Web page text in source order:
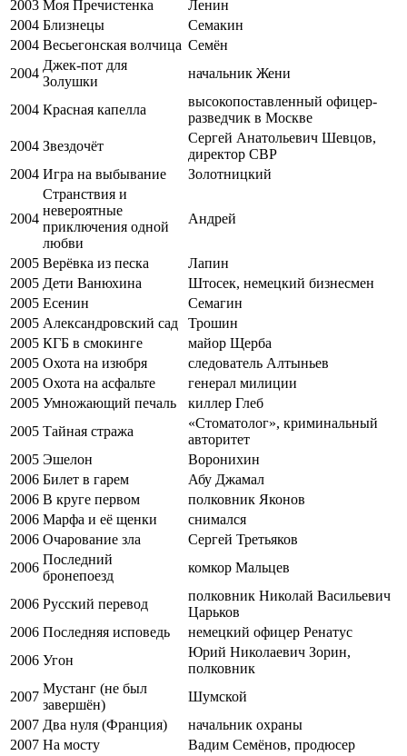
2003 Моя Пречистенка
Ленин
2004 Близнецы
Семакин
2004 Весьегонская волчица Семён
2004
Джек-пот для
Золушки
начальник Жени
2004 Красная капелла
высокопоставленный офицер-
разведчик в Москве
2004 Звездочёт
Сергей Анатольевич Шевцов,
директор СВР
2004 Игра на выбывание Золотницкий
2004
Странствия и
невероятные
приключения одной
любви
Андрей
2005 Верёвка из песка
Лапин
2005 Дети Ванюхина
Штосек, немецкий бизнесмен
2005 Есенин
Семагин
2005 Александровский сад
Трошин
2005 КГБ в смокинге
майор Щерба
2005 Охота на изюбря
следователь Алтыньев
2005 Охота на асфальте
генерал милиции
2005 Умножающий печаль
киллер Глеб
2005 Тайная стража
«Стоматолог», криминальный
авторитет
2005 Эшелон
Воронихин
2006 Билет в гарем
Абу Джамал
2006 В круге первом
полковник Яконов
2006 Марфа и её щенки
снимался
2006 Очарование зла
Сергей Третьяков
2006
Последний
бронепоезд
комкор Мальцев
2006 Русский перевод
полковник Николай Васильевич
Царьков
2006 Последняя исповедь
немецкий офицер Ренатус
2006 Угон
Юрий Николаевич Зорин,
полковник
2007
Мустанг (не был
завершён)
Шумской
2007 Два нуля (Франция)
начальник охраны
2007 На мосту
Вадим Семёнов, продюсер